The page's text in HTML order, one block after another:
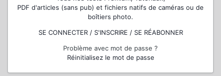
PDF d'articles (sans pub) et fichiers natifs de caméras ou de
boîtiers photo.
SE CONNECTER / S'INSCRIRE / SE RÉABONNER
Problème avec mot de passe ?
Réinitialisez le mot de passe